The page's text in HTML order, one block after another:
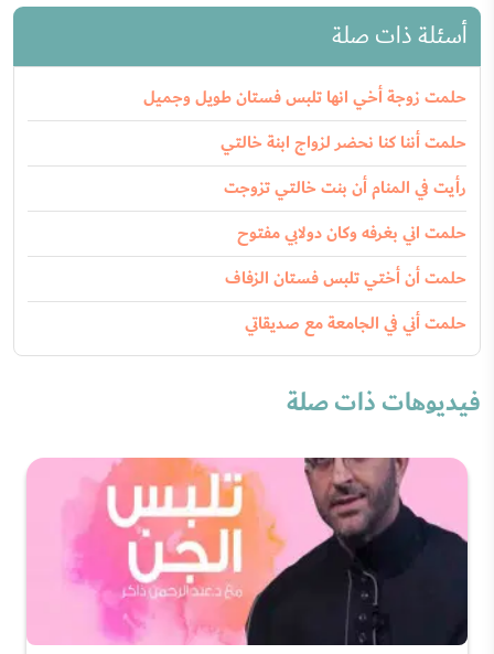
أسئلة ذات صلة
حلمت زوجة أخي انها تلبس فستان طويل وجميل
حلمت أننا كنا نحضر لزواج ابنة خالتي
رأيت في المنام أن بنت خالتي تزوجت
حلمت اني بغرفه وكان دولابي مفتوح
حلمت أن أختي تلبس فستان الزفاف
حلمت أني في الجامعة مع صديقاتي
فيديوهات ذات صلة